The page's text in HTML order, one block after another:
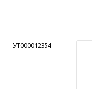
УТ000012354